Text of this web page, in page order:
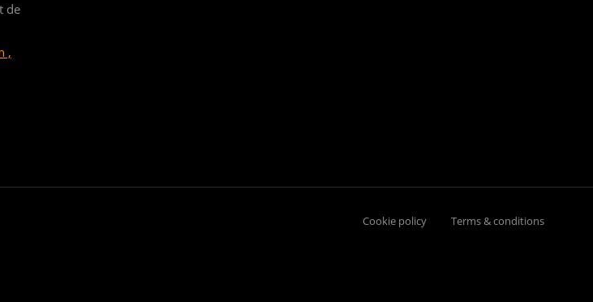
de
,
Cookie policy Terms & conditions